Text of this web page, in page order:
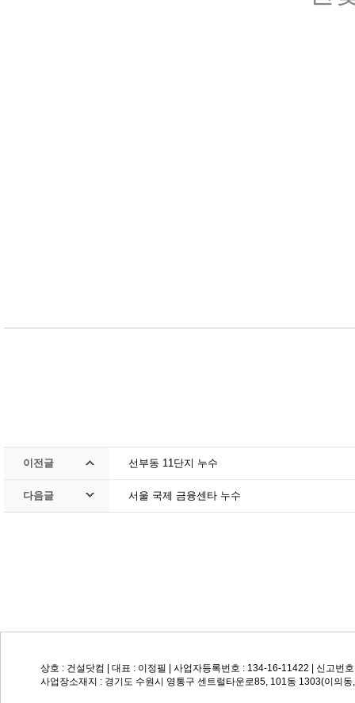
이전글 선부동 11단지 누수
다음글 서울 국제 금융센타 누수
상호 : 건설닷컴 | 대표 : 이정필 | 사업자등록번호 : 134-16-11422 | 신고번
사업장소재지 : 경기도 수원시 영통구 센트럴타운로85, 101동 1303(이의